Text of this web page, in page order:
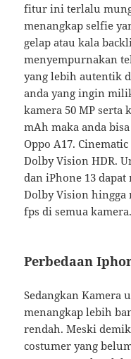
fitur ini terlalu
menangkap selfie
gelap atau kala
menyempurnakan
yang lebih autentik
anda yang ingin
kamera 50 MP serta
mAh maka anda
Oppo A17.
Dolby Vision HDR.
dan iPhone 13
Dolby Vision hingga
fps di semua kamera.
Perbedaan
Sedangkan Kamera
menangkap lebih
rendah. Meski
costumer yang